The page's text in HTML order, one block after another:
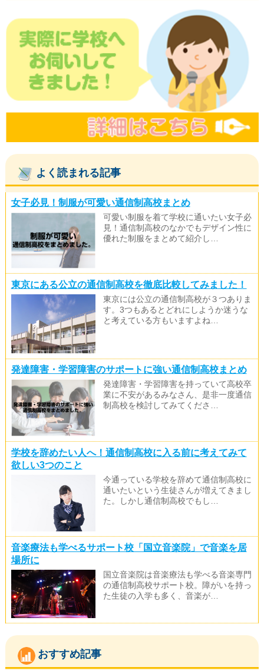
よく読まれる記事
女子必見！制服が可愛い通信制高校まとめ
可愛い制服を着て学校に通いたい女子必
見！通信制高校のなかでもデザイン性に
優れた制服をまとめて紹介し…
東京にある公立の通信制高校を徹底比較してみました！
東京には公立の通信制高校が３つありま
す。3つもあるとどれにしようか迷うな
と考えている方もいますよね…
発達障害・学習障害のサポートに強い通信制高校まとめ
発達障害・学習障害を持っていて高校卒
業に不安があるみなさん、是非一度通信
制高校を検討してみてくださ…
学校を辞めたい人へ！通信制高校に入る前に考えてみて
欲しい3つのこと
今通っている学校を辞めて通信制高校に
通いたいという生徒さんが増えてきまし
た。しかし通信制高校でもし…
音楽療法も学べるサポート校「国立音楽院」で音楽を居
場所に
国立音楽院は音楽療法も学べる音楽専門
の通信制高校サポート校。障がいを持っ
た生徒の入学も多く、音楽が…
おすすめ記事